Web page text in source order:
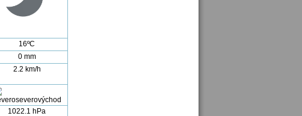
16ºC
0 mm
2.2 km/h
1022.1 hPa